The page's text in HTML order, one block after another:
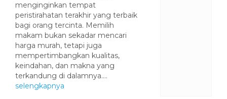
menginginkan tempat
peristirahatan terakhir yang terbaik
bagi orang tercinta. Memilih
makam bukan sekadar mencari
harga murah, tetapi juga
mempertimbangkan kualitas,
keindahan, dan makna yang
terkandung di dalamnya....
selengkapnya